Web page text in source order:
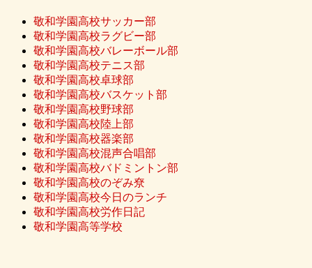
敬和学園高校サッカー部
敬和学園高校ラグビー部
敬和学園高校バレーボール部
敬和学園高校テニス部
敬和学園高校卓球部
敬和学園高校バスケット部
敬和学園高校野球部
敬和学園高校陸上部
敬和学園高校器楽部
敬和学園高校混声合唱部
敬和学園高校バドミントン部
敬和学園高校のぞみ尞
敬和学園高校今日のランチ
敬和学園高校労作日記
敬和学園高等学校